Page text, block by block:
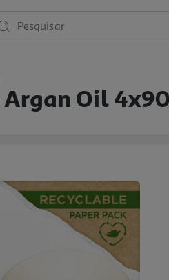
Pesquisar
Argan Oil